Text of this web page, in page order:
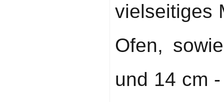
vielseitiges
Ofen,
und 14 cm